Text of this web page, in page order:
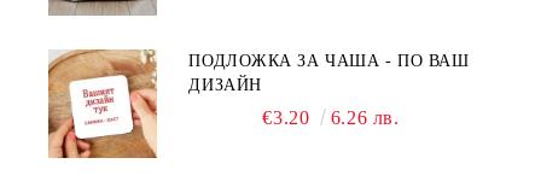
ПОДЛОЖКА ЗА ЧАША - ПО ВАШ
ДИЗАЙН
€3.20 6.26 лв.